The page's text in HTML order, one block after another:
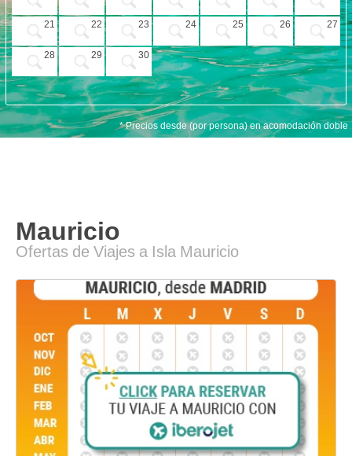
CRUCEROS
CIRCUITOS
DISNEY
TRIP PLANNER
21 22 23 24 25 26 27
28 29 30
* Precios desde (por persona) en acomodación doble
Mauricio
Ofertas de Viajes a Isla Mauricio